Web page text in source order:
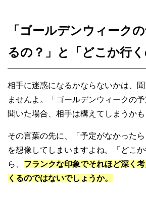
「ゴールデンウィーク
るの？」と「どこか行く
相手に迷惑になるかならないかは、
ませんよ。「ゴールデンウィークの
聞いた場合、相手は構えてしまうかも
その言葉の先に、「予定がなかった
を想像してしまいますよね。「どこ
ら、 フランクな印象でそれほど深く
くるのではないでしょうか。